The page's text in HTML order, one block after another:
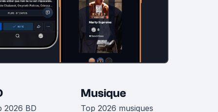
2026 BD
Musique
Top 2026 musiques